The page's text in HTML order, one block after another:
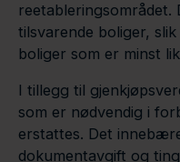
reetableringsområdet.
tilsvarende boliger,
boliger som er minst
I tillegg til
som er nødvendig i
erstattes. Det
dokumentavgift og